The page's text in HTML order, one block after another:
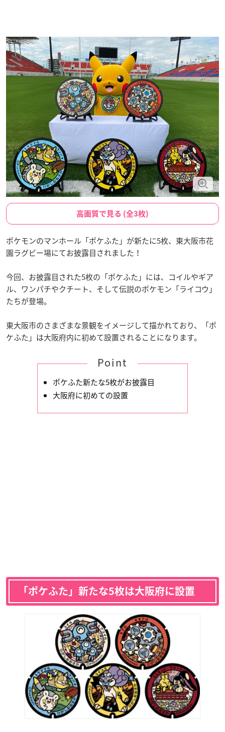
高画質で見る (全3枚)
ポケモンのマンホール「ポケふた」が新たに5枚、東大阪市花
園ラグビー場にてお披露目されました！
今回、お披露目された5枚の「ポケふた」には、コイルやギア
ル、ワンパチやクチート、そして伝説のポケモン「ライコウ」
たちが登場。
東大阪市のさまざまな景観をイメージして描かれており、「ポ
ケふた」は大阪府内に初めて設置されることになります。
Point
ポケふた新たな5枚がお披露目
大阪府に初めての設置
「ポケふた」新たな5枚は大阪府に設置